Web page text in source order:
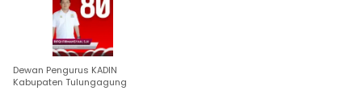
Dewan Pengurus KADIN
Kabupaten Tulungagung